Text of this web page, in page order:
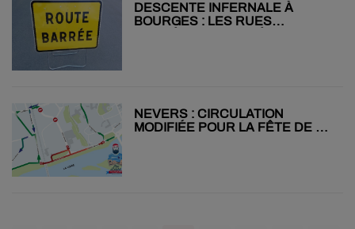
DESCENTE INFERNALE À
BOURGES : LES RUES
NEVERS : CIRCULATION
MODIFIÉE POUR LA FÊTE DE LA